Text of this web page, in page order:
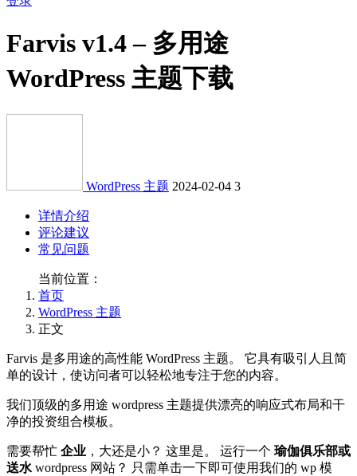
Farvis v1.4 – 多用途
WordPress 主题下载
WordPress 主题 2024-02-04 3
详情介绍
评论建议
常见问题
当前位置：
首页
WordPress 主题
正文
Farvis 是多用途的高性能 WordPress 主题。 它具有吸引人且简
单的设计，使访问者可以轻松地专注于您的内容。
我们顶级的多用途 wordpress 主题提供漂亮的响应式布局和干
净的投资组合模板。
需要帮忙 企业 ，大还是小？ 这里是。 运行一个 瑜伽俱乐部或
送水 wordpress 网站？ 只需单击一下即可使用我们的 wp 模